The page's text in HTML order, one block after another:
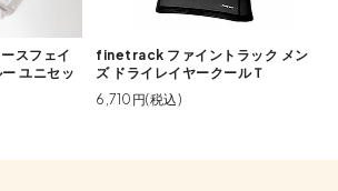
スフェイ
ユニセッ
finetrack ファイントラック メン
ズ ドライレイヤークールＴ
6,710円(税込)